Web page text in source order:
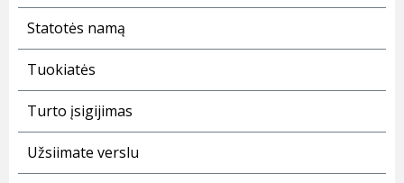
Statotės namą
Tuokiatės
Turto įsigijimas
Užsiimate verslu